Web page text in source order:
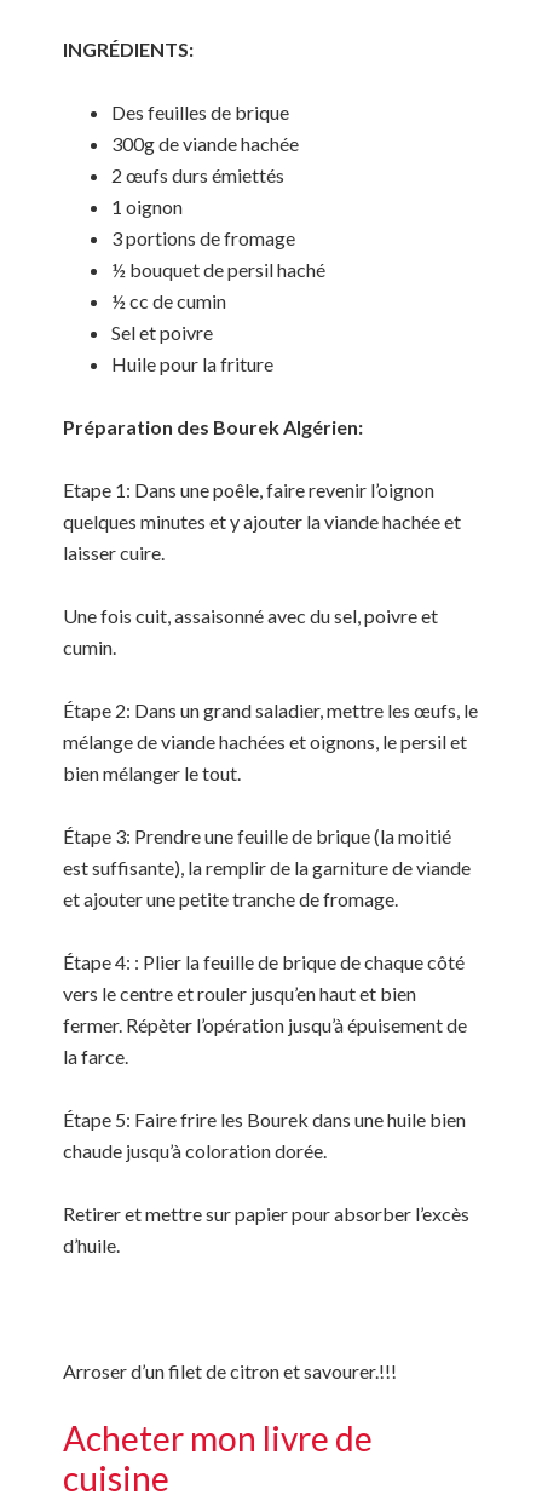
INGRÉDIENTS:
Des feuilles de brique
300g de viande hachée
2 œufs durs émiettés
1 oignon
3 portions de fromage
½ bouquet de persil haché
½ cc de cumin
Sel et poivre
Huile pour la friture
Préparation des Bourek Algérien:
Etape 1: Dans une poêle, faire revenir l’oignon
quelques minutes et y ajouter la viande hachée et
laisser cuire.
Une fois cuit, assaisonné avec du sel, poivre et
cumin.
Étape 2: Dans un grand saladier, mettre les œufs, le
mélange de viande hachées et oignons, le persil et
bien mélanger le tout.
Étape 3: Prendre une feuille de brique (la moitié
est suffisante), la remplir de la garniture de viande
et ajouter une petite tranche de fromage.
Étape 4: : Plier la feuille de brique de chaque côté
vers le centre et rouler jusqu’en haut et bien
fermer. Répèter l’opération jusqu’à épuisement de
la farce.
Étape 5: Faire frire les Bourek dans une huile bien
chaude jusqu’à coloration dorée.
Retirer et mettre sur papier pour absorber l’excès
d’huile.
Arroser d’un filet de citron et savourer.!!!
Acheter mon livre de
cuisine